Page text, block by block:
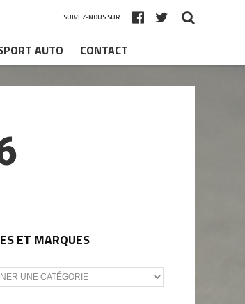
SUIVEZ-NOUS SUR
AUTO CONTACT
ET MARQUES